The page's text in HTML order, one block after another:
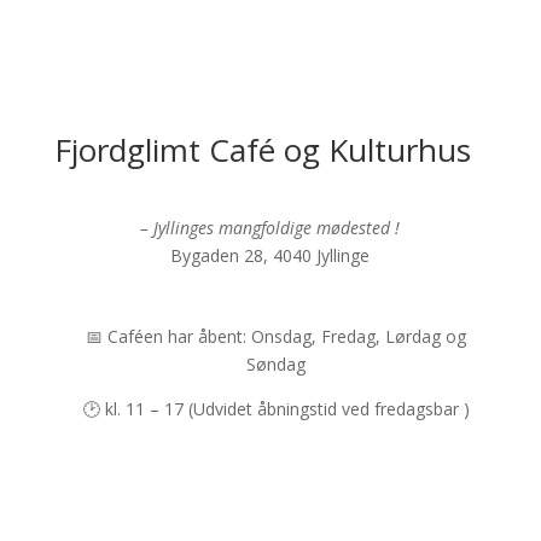
Fjordglimt Café og Kulturhus
– Jyllinges mangfoldige mødested !
Bygaden 28, 4040 Jyllinge
📅 Caféen har åbent: Onsdag, Fredag, Lørdag og
Søndag
🕑 kl. 11 – 17 (Udvidet åbningstid ved fredagsbar )